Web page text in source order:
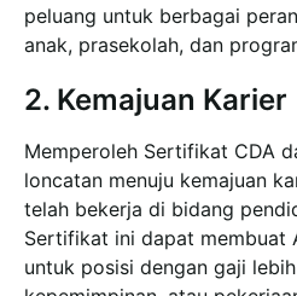
peluang untuk berbagai
anak, prasekolah, dan
2. Kemajuan Karier
Memperoleh Sertifikat CDA
loncatan menuju kemajuan
telah bekerja di bidang
Sertifikat ini dapat membuat
untuk posisi dengan gaji